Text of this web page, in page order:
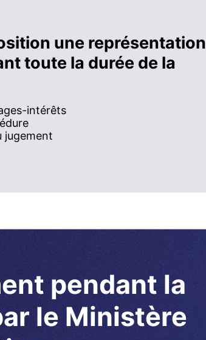
une représentation
toute la durée de la
intérêts
jugement
pendant la
le Ministère